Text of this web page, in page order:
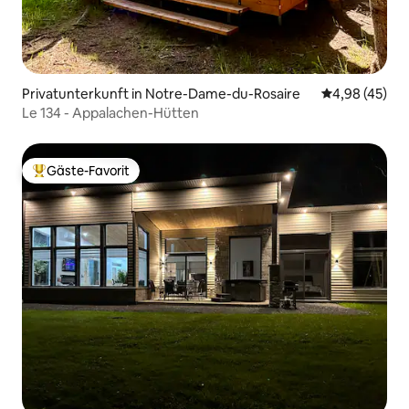
Privatunterkunft in Notre-Dame-du-Rosaire
4,98 (45)
Le 134 - Appalachen-Hütten
Beliebter Gäste-Favorit.
Gäste-Favorit